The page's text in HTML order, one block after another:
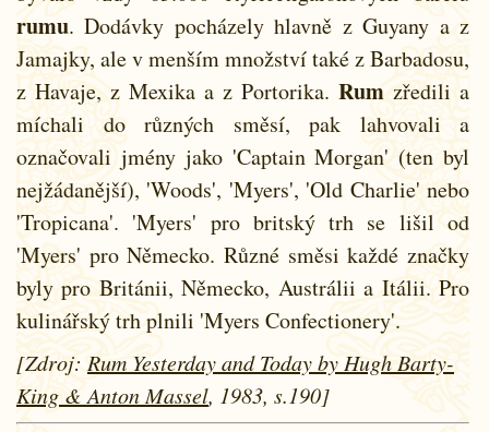
rumu. Dodávky pocházely hlavně z Guyany a z
Jamajky, ale v menším množství také z Barbadosu,
z Havaje, z Mexika a z Portorika. Rum zředili a
míchali do různých směsí, pak lahvovali a
označovali jmény jako 'Captain Morgan' (ten byl
nejžádanější), 'Woods', 'Myers', 'Old Charlie' nebo
'Tropicana'. 'Myers' pro britský trh se lišil od
'Myers' pro Německo. Různé směsi každé značky
byly pro Británii, Německo, Austrálii a Itálii. Pro
kulinářský trh plnili 'Myers Confectionery'.
[Zdroj:Rum Yesterday and Today by Hugh Barty-
King & Anton Massel, 1983, s.190]